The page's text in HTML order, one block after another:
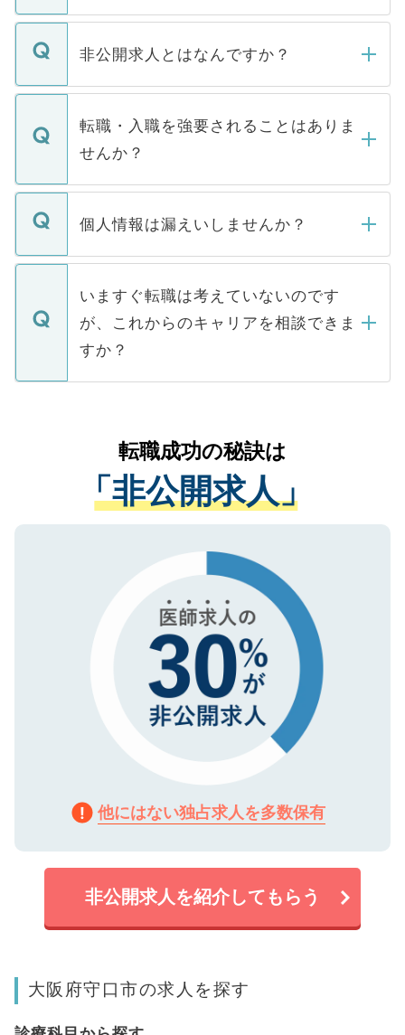
ご登録いただきましたら、弊社担当者がご
登録内容を確認し、その後メールもしくは
ます。通常、5営業日以内にはご連絡をせて
いただきますので、しばらくお待ちくださ
非公開求人とはなんですか？
マイナビDOCTORで取り扱っている求人の
うち約3割は、Webサイトからご覧いただ
けない「非公開求人」です。非公開求人は
下記の理由によって、一般には公開してい
ません。
■応募殺到を避けるため 人気のある医療機
関を公にしてしまうと、応募が殺到する場
に、医療機関が求める条件に合った人材の
みを人材紹介会社に依頼するケースが増え
ています。
転職・入職を強要されることはありま
せんか？
転職・入職を強要することは一切ありませ
ん。また、仮に応募先から内定をいただい
定を承諾する必要はありません。内定先へ
の辞退の連絡はキャリアパートナーが行い
個人情報は漏えいしませんか？
個人情報が漏えいすることはありませんの
で、ご安心ください。当サイトからの登録
などで収集したご登録者様の個人情報は、
ご本人のキャリアアップおよび転職活動の
支援を目的に使用いたします。お預かりし
ているすべての個人データはご本人の許可
は、個人情報の取り扱いについての厳密な
管理基準を満たした事業者のみに付与され
る、プライバシーマークを取得済みです。
で、機密保持に関してもご安心ください。
いますぐ転職は考えていないのです
が、これからのキャリアを相談できま
すか？
かがいして、現在の医療機関の状況や紹介
経験をまじえながら、適切なアドバイスを
させていただきます。すぐにご転職をされ
ない方には、長期的なサポートが可能です
ので、まずはご登録ください。
転職成功の秘訣は
「非公開求人」
他にはない独占求人を多数保有
非公開求人を紹介してもらう
大阪府守口市の求人を探す